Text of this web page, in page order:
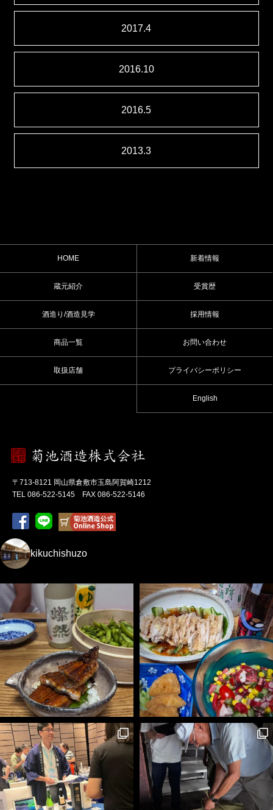
2017.4
2016.10
2016.5
2013.3
HOME
蔵元紹介
酒造り/酒造見学
商品一覧
取扱店舗
新着情報
受賞歴
採用情報
お問い合わせ
プライバシーポリシー
English
〒713-8121 岡山県倉敷市玉島阿賀崎1212
TEL 086-522-5145 FAX 086-522-5146
kikuchishuzo